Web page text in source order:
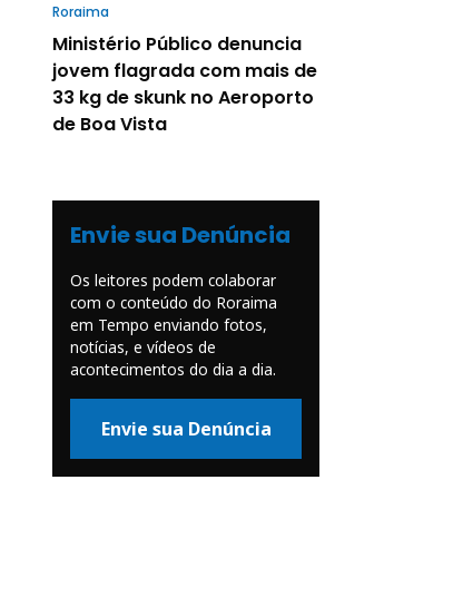
Roraima
Ministério Público denuncia
jovem flagrada com mais de
33 kg de skunk no Aeroporto
de Boa Vista
Envie sua Denúncia
Os leitores podem colaborar
com o conteúdo do Roraima
em Tempo enviando fotos,
notícias, e vídeos de
acontecimentos do dia a dia.
Envie sua Denúncia